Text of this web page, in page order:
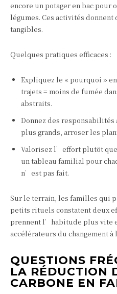
encore un potager en bac pour
légumes. Ces activités donnent
tangibles.
Quelques pratiques efficaces :
Expliquez le « pourquoi »
trajets = moins de fumée
abstraits.
Donnez des
plus grands, arroser les
Valorisez l’effort plutôt
un tableau familial pour
n’est pas fait.
Sur le terrain, les familles qui
petits rituels constatent deux
prennent l’habitude plus vite
accélérateurs du changement à
QUESTIONS
LA RÉDUCTION
CARBONE EN